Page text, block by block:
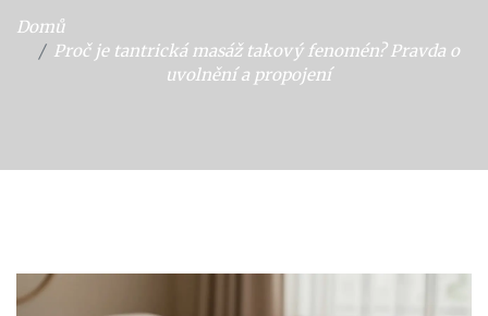
Domů
Proč je tantrická masáž takový fenomén? Pravda o
uvolnění a propojení